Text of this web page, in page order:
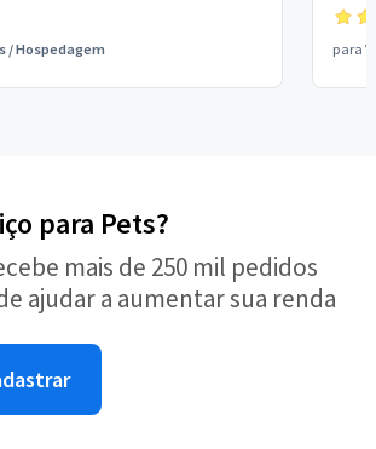
/Hospedagem para
para Pets?
mais de 250 mil pedidos
ajudar a aumentar sua renda